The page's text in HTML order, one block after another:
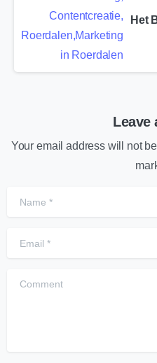
Leave
Your email address will not
Comment